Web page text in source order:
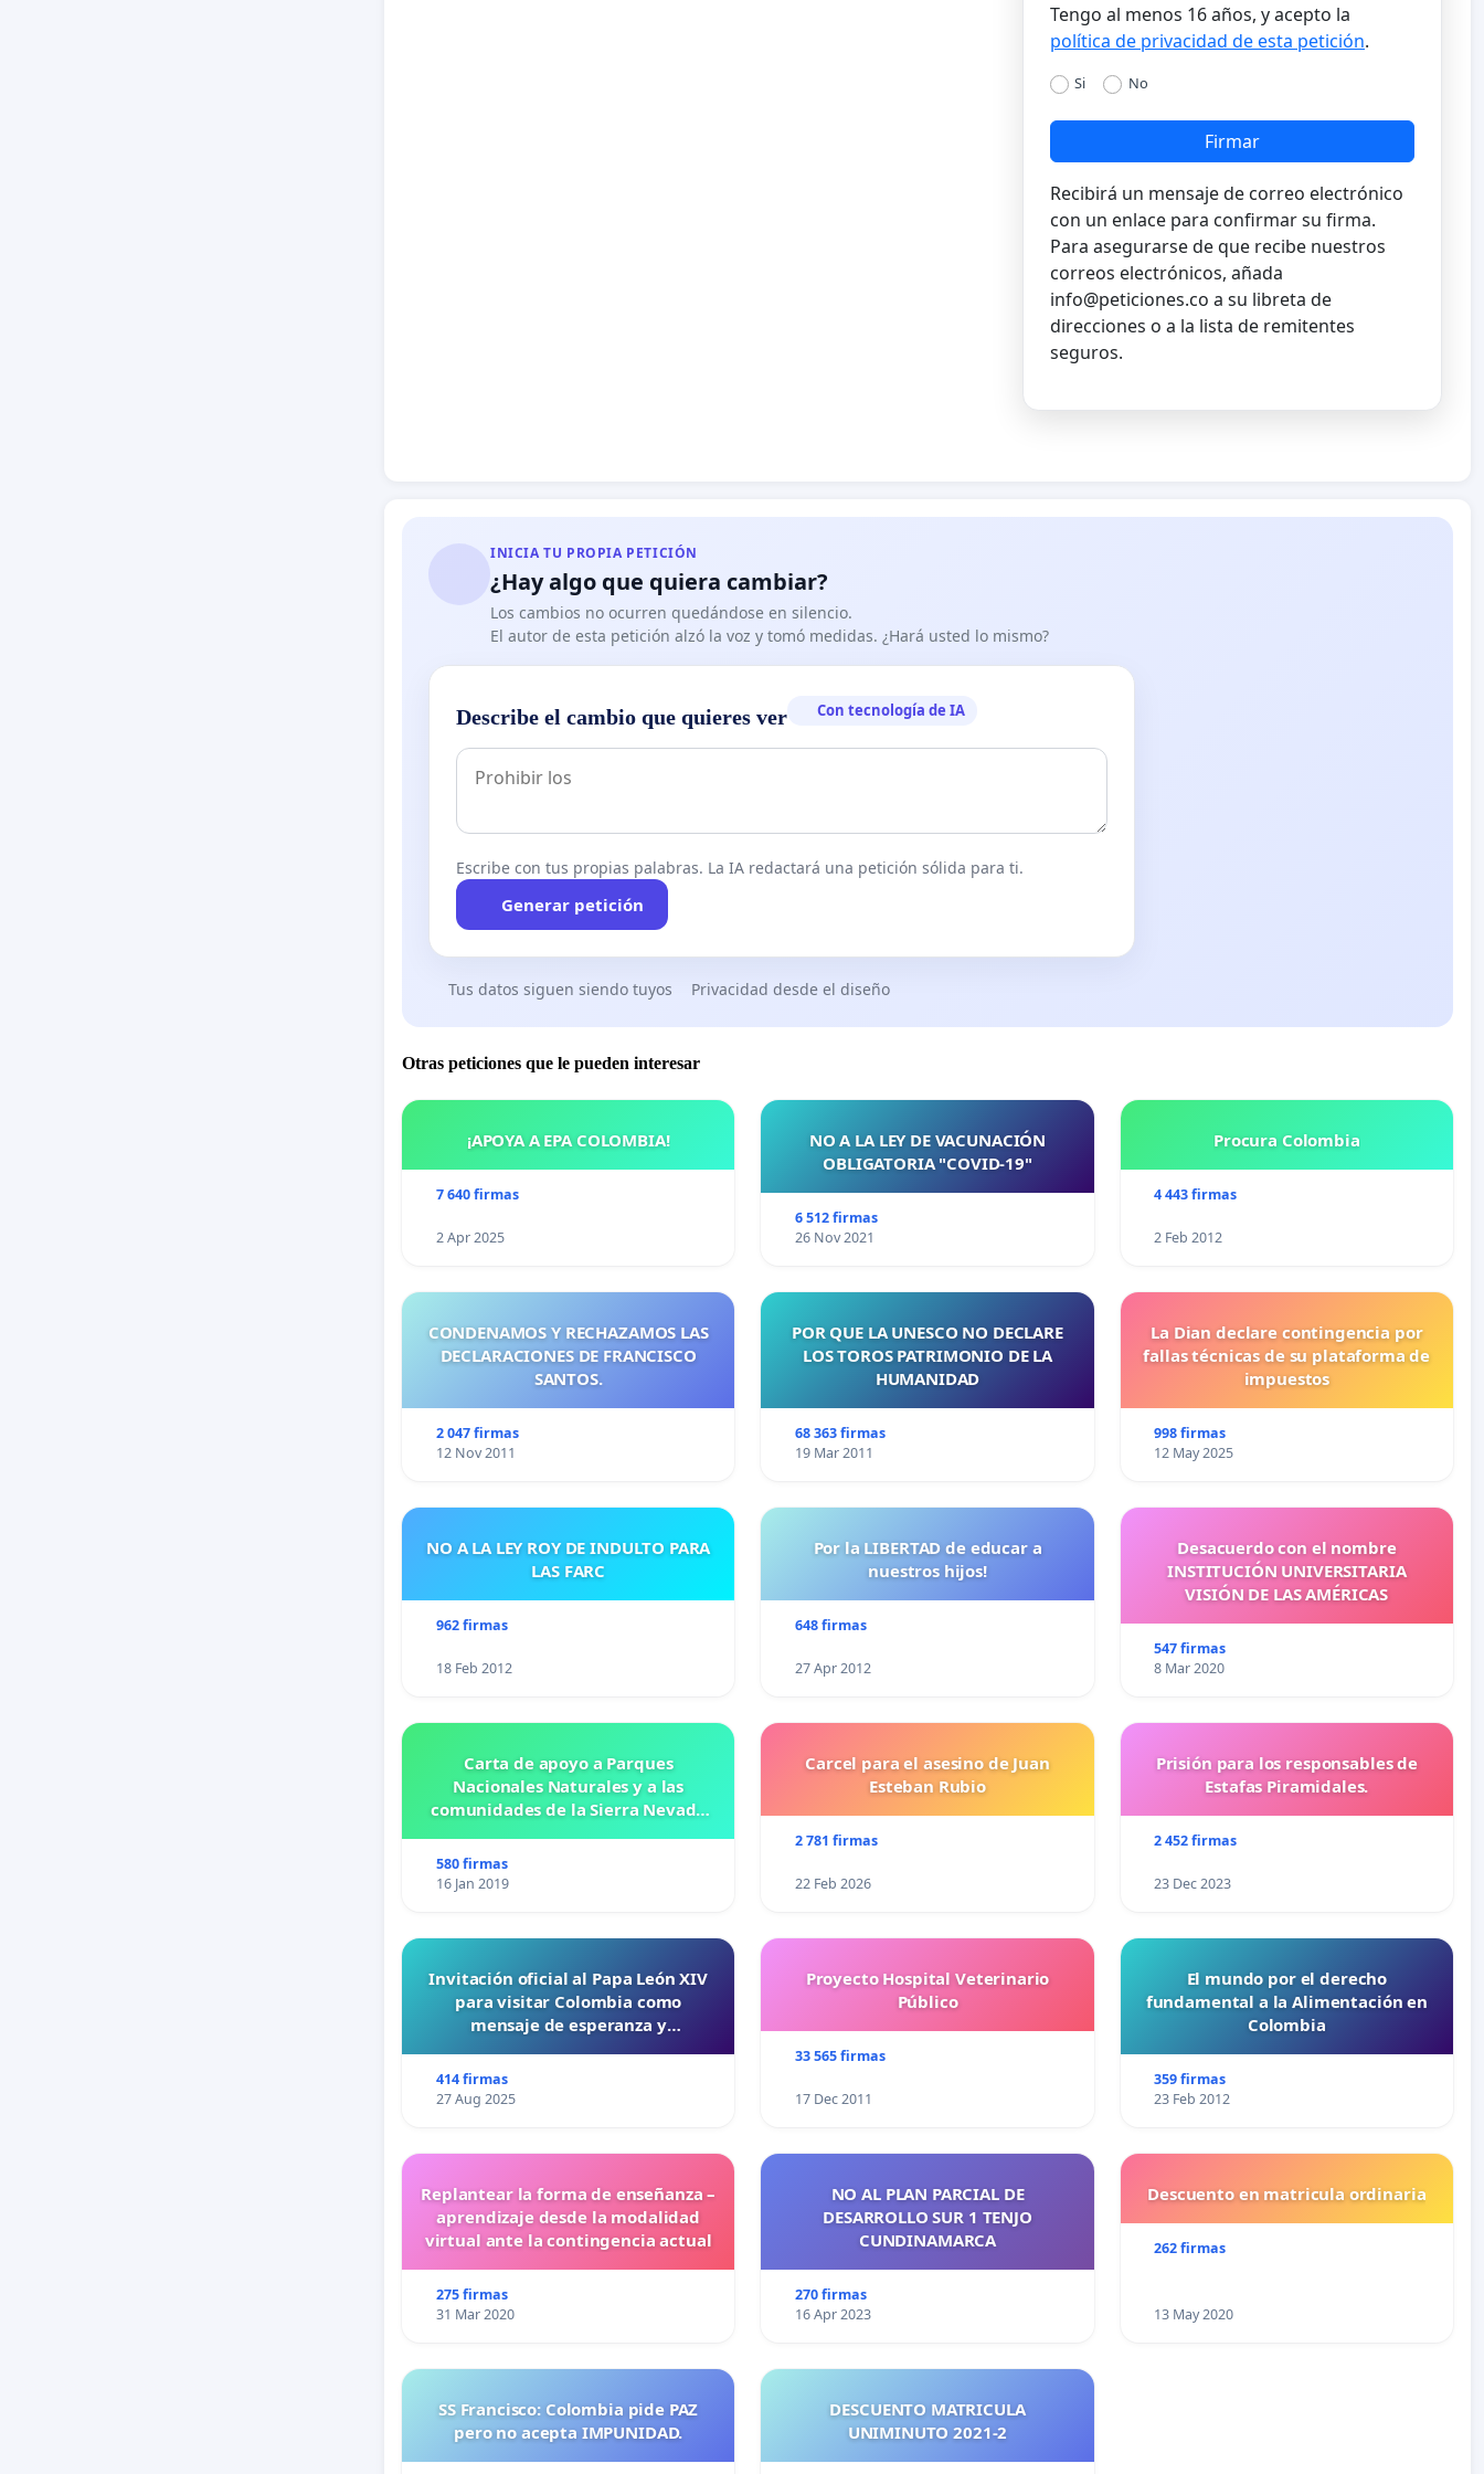
Tengo al menos 16 años, y acepto la
política de privacidad de esta petición.
Si No
Firmar
Recibirá un mensaje de correo electrónico
con un enlace para confirmar su firma.
Para asegurarse de que recibe nuestros
correos electrónicos, añada
info@peticiones.co a su libreta de
direcciones o a la lista de remitentes
seguros.
INICIA TU PROPIA PETICIÓN
¿Hay algo que quiera cambiar?
Los cambios no ocurren quedándose en silencio.
El autor de esta petición alzó la voz y tomó medidas. ¿Hará usted lo mismo?
Describe el cambio que quieres ver Con tecnología de IA
Escribe con tus propias palabras. La IA redactará una petición sólida para ti.
Generar petición
Tus datos siguen siendo tuyos Privacidad desde el diseño
Otras peticiones que le pueden interesar
¡APOYA A EPA COLOMBIA!
7 640 firmas
2 Apr 2025
NO A LA LEY DE VACUNACIÓN
OBLIGATORIA "COVID-19"
6 512 firmas
26 Nov 2021
Procura Colombia
4 443 firmas
2 Feb 2012
CONDENAMOS Y RECHAZAMOS LAS
DECLARACIONES DE FRANCISCO
SANTOS.
2 047 firmas
12 Nov 2011
POR QUE LA UNESCO NO DECLARE
LOS TOROS PATRIMONIO DE LA
HUMANIDAD
68 363 firmas
19 Mar 2011
La Dian declare contingencia por
fallas técnicas de su plataforma de
impuestos
998 firmas
12 May 2025
NO A LA LEY ROY DE INDULTO PARA
LAS FARC
962 firmas
18 Feb 2012
Por la LIBERTAD de educar a
nuestros hijos!
648 firmas
27 Apr 2012
Desacuerdo con el nombre
INSTITUCIÓN UNIVERSITARIA
VISIÓN DE LAS AMÉRICAS
547 firmas
8 Mar 2020
Carta de apoyo a Parques
Nacionales Naturales y a las
comunidades de la Sierra Nevada
580 firmas
16 Jan 2019
Carcel para el asesino de Juan
Esteban Rubio
2 781 firmas
22 Feb 2026
Prisión para los responsables de
Estafas Piramidales.
2 452 firmas
23 Dec 2023
Invitación oficial al Papa León XIV
para visitar Colombia como
mensaje de esperanza y
414 firmas
27 Aug 2025
Proyecto Hospital Veterinario
Público
33 565 firmas
17 Dec 2011
El mundo por el derecho
fundamental a la Alimentación en
Colombia
359 firmas
23 Feb 2012
Replantear la forma de enseñanza –
aprendizaje desde la modalidad
virtual ante la contingencia actual
275 firmas
31 Mar 2020
NO AL PLAN PARCIAL DE
DESARROLLO SUR 1 TENJO
CUNDINAMARCA
270 firmas
16 Apr 2023
Descuento en matricula ordinaria
262 firmas
13 May 2020
SS Francisco: Colombia pide PAZ
pero no acepta IMPUNIDAD.
DESCUENTO MATRICULA
UNIMINUTO 2021-2